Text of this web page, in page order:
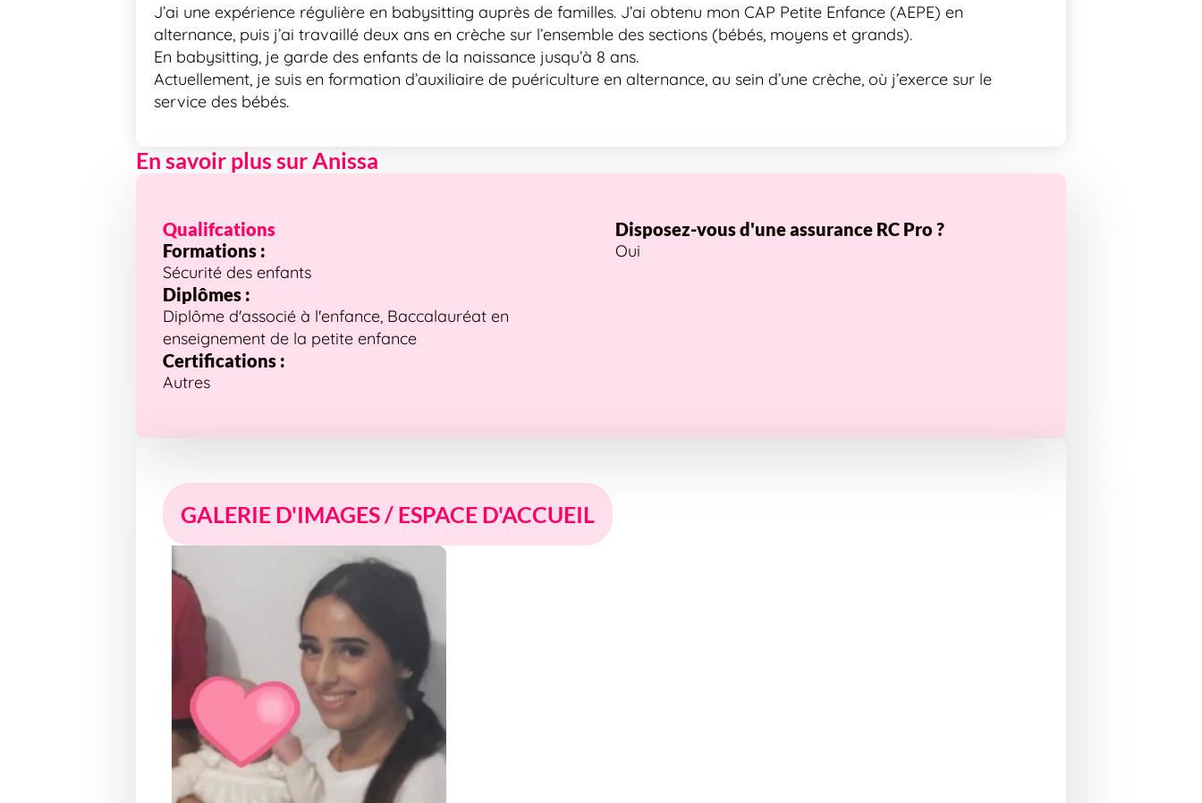
J’ai une expérience régulière en babysitting auprès de familles. J’ai obtenu mon CAP Petite Enfance (AEPE) en
alternance, puis j’ai travaillé deux ans en crèche sur l’ensemble des sections (bébés, moyens et grands).
En babysitting, je garde des enfants de la naissance jusqu’à 8 ans.
Actuellement, je suis en formation d’auxiliaire de puériculture en alternance, au sein d’une crèche, où j’exerce sur le
service des bébés.
En savoir plus sur Anissa
Qualifcations
Formations :
Sécurité des enfants
Diplômes :
Diplôme d'associé à l'enfance, Baccalauréat en
enseignement de la petite enfance
Certifications :
Autres
Disposez-vous d'une assurance RC Pro ?
Oui
GALERIE D'IMAGES / ESPACE D'ACCUEIL